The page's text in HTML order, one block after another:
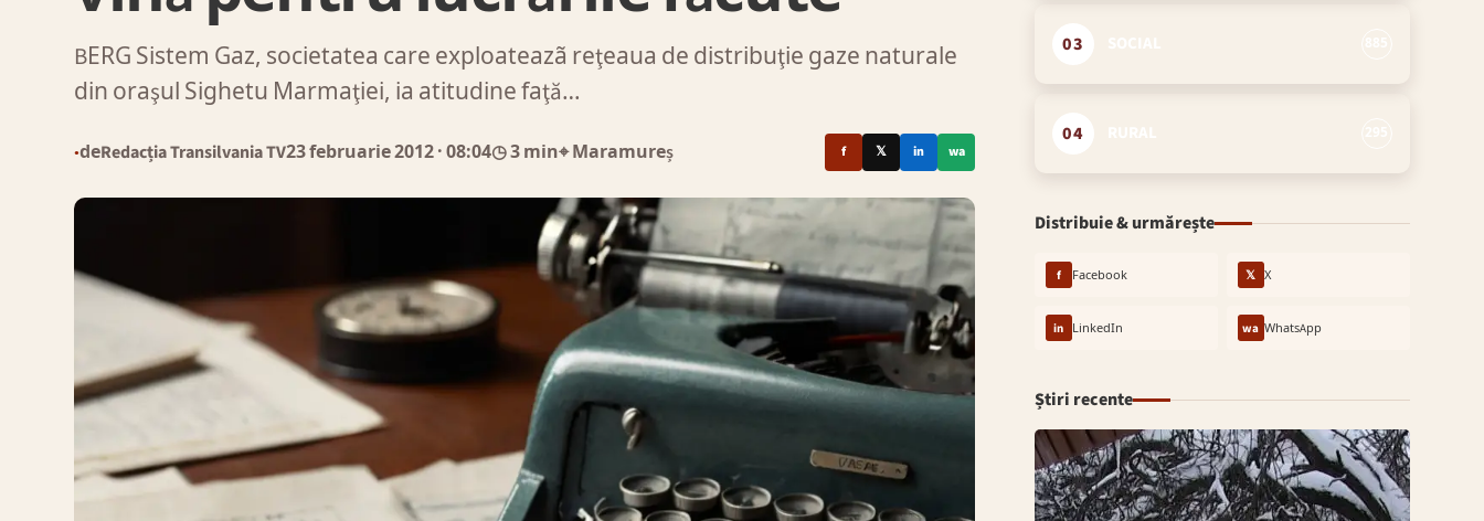
BERG Sistem Gaz, societatea care exploateazã reţeaua de distribuţie gaze naturale
din oraşul Sighetu Marmaţiei, ia atitudine faţă…
●deRedacția Transilvania TV23 februarie 2012· 08:04◷ 3 min⌖ Maramureș f 𝕏 in wa
03
04
Distribuie & urmărește
f Facebook 𝕏 X
in LinkedIn wa WhatsApp
Știri recente